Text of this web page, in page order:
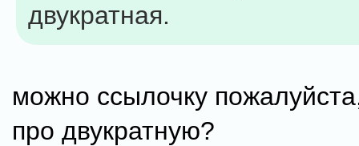
двукратная.
можно ссылочку
про двукратную?